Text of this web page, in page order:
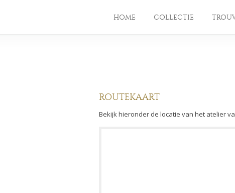
HOME COLLECTIE
ROUTEKAART
Bekijk hieronder de locatie van het atelier